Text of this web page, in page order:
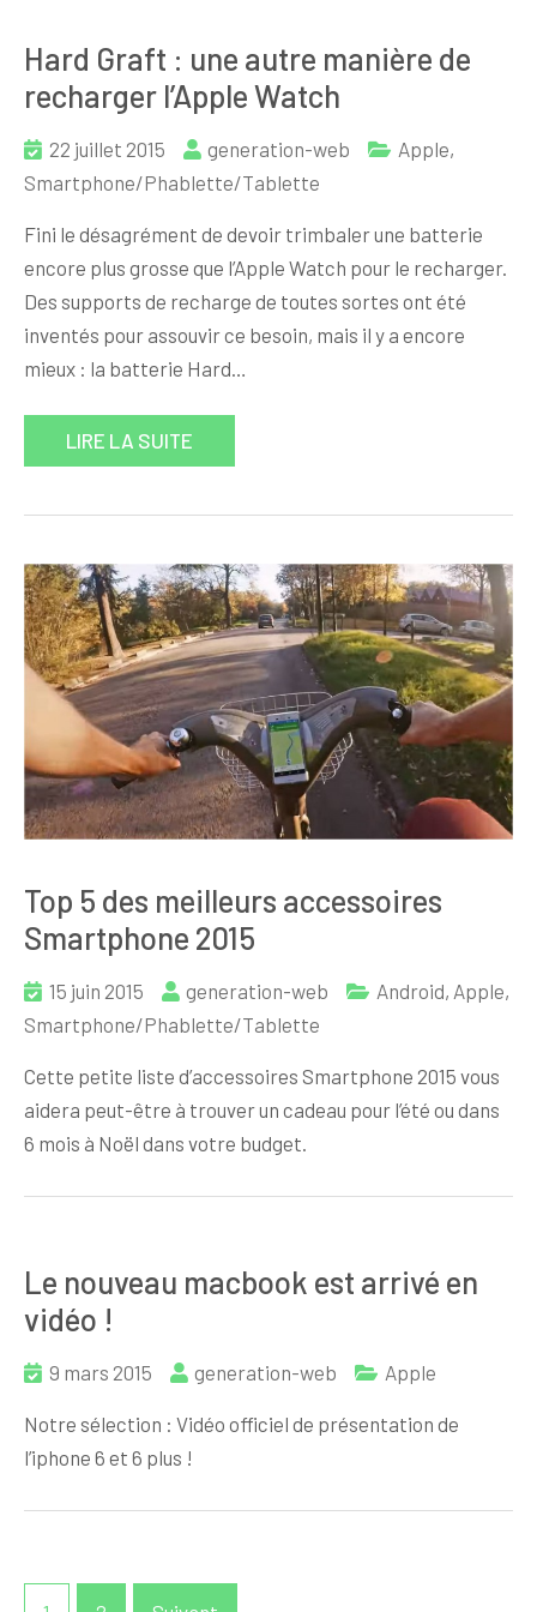
Hard Graft : une autre manière de
recharger l’Apple Watch
22 juillet 2015 generation-web Apple,
Smartphone/Phablette/Tablette
Fini le désagrément de devoir trimbaler une batterie
encore plus grosse que l’Apple Watch pour le recharger.
Des supports de recharge de toutes sortes ont été
inventés pour assouvir ce besoin, mais il y a encore
mieux : la batterie Hard…
LIRE LA SUITE
Top 5 des meilleurs accessoires
Smartphone 2015
15 juin 2015 generation-web Android, Apple,
Smartphone/Phablette/Tablette
Cette petite liste d’accessoires Smartphone 2015 vous
aidera peut-être à trouver un cadeau pour l’été ou dans
6 mois à Noël dans votre budget.
Le nouveau macbook est arrivé en
vidéo !
9 mars 2015 generation-web Apple
Notre sélection : Vidéo officiel de présentation de
l’iphone 6 et 6 plus !
Pagination